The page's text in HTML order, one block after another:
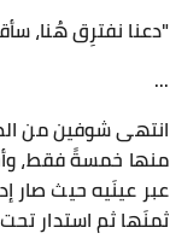
"دعنا نفترِق هُنا،
...
انتهى شوفين من
منها خمسةً فقط،
عبر عينَيه حيث صار
ثمنَها ثم استدار